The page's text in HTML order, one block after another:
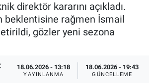
direktör kararını açıkladı.
beklentisine rağmen İsmail
gözler yeni sezona
18.06.2026 - 13:18
YAYINLANMA
18.06.2026 - 19:43
GÜNCELLEME